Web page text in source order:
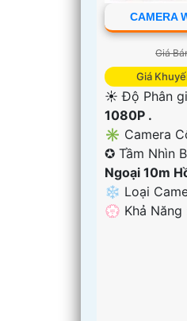
CAMERA
Giá
Giá
☀️ Độ Phân
1080P .
✳️ Camera
✪ Tầm Nhìn
Ngoại 10m
❄ Loại
️💮 Khả Năng